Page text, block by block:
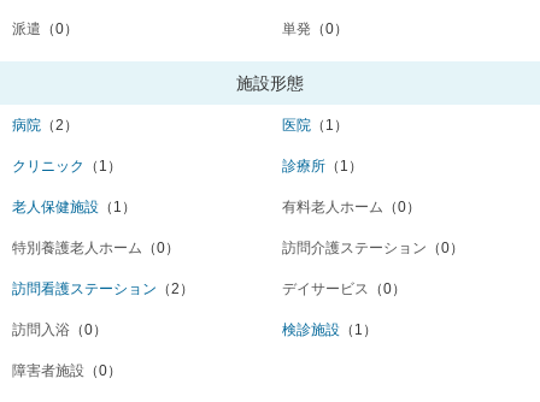
派遣 （0） 単発 （0）
施設形態
病院 （2） 医院 （1）
クリニック （1） 診療所 （1）
老人保健施設 （1） 有料老人ホーム （0）
特別養護老人ホーム （0） 訪問介護ステーション （0）
訪問看護ステーション （2） デイサービス （0）
訪問入浴 （0） 検診施設 （1）
障害者施設 （0）